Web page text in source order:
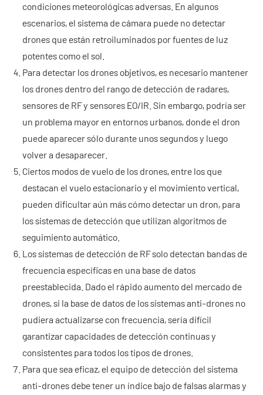
- - - ND-BG002 Jammer de Suplantación GPS
- Sistema de Radar a Través de Paredes
- - ND-SV004 Sistema Portátil de Radar a Través de Paredes
- - ND-SV007 Sistema Portátil 2D de Radar a Través de
Paredes
- - ND-SV009 Sistema Portátil de Radar 3D a Través de
Paredes
- Sistema de Intercepción de Wi-Fi
- Robot de Seguridad Inteligente
- - ND-IR001 Perro Robótico Inteligente
- - ND-IR002 Robot Contra Incendios Portátil
- - ND-IR003 Robot Eliminador de Artefactos Explosivos
condiciones meteorológicas adversas. En algunos
escenarios, el sistema de cámara puede no detectar
drones que están retroiluminados por fuentes de luz
potentes como el sol.
Para detectar los drones objetivos, es necesario mantener
los drones dentro del rango de detección de radares,
sensores de RF y sensores EO/IR. Sin embargo, podría ser
un problema mayor en entornos urbanos, donde el dron
puede aparecer sólo durante unos segundos y luego
volver a desaparecer.
Ciertos modos de vuelo de los drones, entre los que
destacan el vuelo estacionario y el movimiento vertical,
pueden dificultar aún más cómo detectar un dron, para
los sistemas de detección que utilizan algoritmos de
seguimiento automático.
Los sistemas de detección de RF solo detectan bandas de
frecuencia específicas en una base de datos
preestablecida. Dado el rápido aumento del mercado de
drones, si la base de datos de los sistemas anti-drones no
pudiera actualizarse con frecuencia, sería difícil
garantizar capacidades de detección continuas y
consistentes para todos los tipos de drones.
Para que sea eficaz, el equipo de detección del sistema
anti-drones debe tener un índice bajo de falsas alarmas y